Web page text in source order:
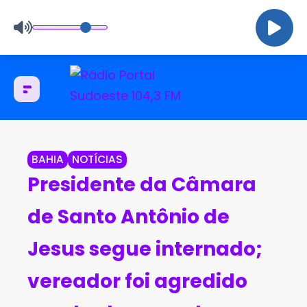
BAHIA NOTÍCIAS
Presidente da Câmara
de Santo Antônio de
Jesus segue internado;
vereador foi agredido